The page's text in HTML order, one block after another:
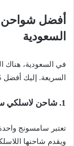
أفضل شواحن
السعودية
في السعودية، هناك
السريعة. إليك أفضل 5 شواحن يمكن أن تلبّي احتياجاتك.
1. شاحن لاسلكي سريع من سامسونج
تعتبر سامسونج
ويقدم شاحنها